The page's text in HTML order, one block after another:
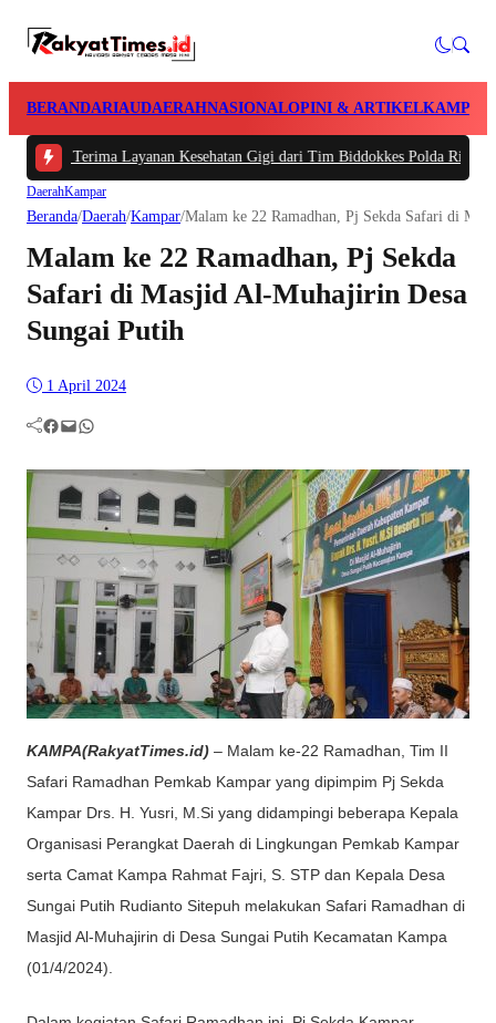
BERANDARIAUDAERAHNASIONALOPINI & ARTIKELKAMPAR
Terima Layanan Kesehatan Gigi dari Tim Biddokkes Polda Riau,
DaerahKampar
Beranda/Daerah/Kampar/Malam ke 22 Ramadhan, Pj Sekda Safari di
Malam ke 22 Ramadhan, Pj Sekda
Safari di Masjid Al-Muhajirin Desa
Sungai Putih
1 April 2024
Facebook Mail WhatsApp
KAMPA(RakyatTimes.id) – Malam ke-22 Ramadhan, Tim II
Safari Ramadhan Pemkab Kampar yang dipimpim Pj Sekda
Kampar Drs. H. Yusri, M.Si yang didampingi beberapa Kepala
Organisasi Perangkat Daerah di Lingkungan Pemkab Kampar
serta Camat Kampa Rahmat Fajri, S. STP dan Kepala Desa
Sungai Putih Rudianto Sitepuh melakukan Safari Ramadhan di
Masjid Al-Muhajirin di Desa Sungai Putih Kecamatan Kampa
(01/4/2024).